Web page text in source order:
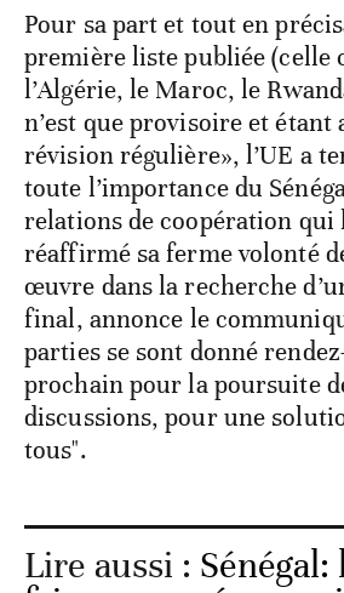
Pour sa part et tout en
première liste publiée (celle
l’Algérie, le Maroc, le
n’est que provisoire et étant
révision régulière», l’UE a
toute l’importance du
relations de coopération qui
réaffirmé sa ferme volonté
œuvre dans la recherche
final, annonce le
parties se sont donné
prochain pour la poursuite
discussions, pour une
tous".
Lire aussi : Sénégal: